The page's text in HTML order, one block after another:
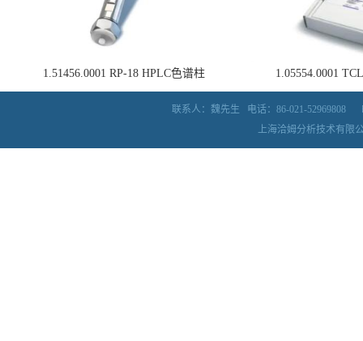
1.51456.0001 RP-18 HPLC色谱柱 1.05554.0001
联系人：魏先生 电话：86-021-52969808
上海洽姆分析技术有限